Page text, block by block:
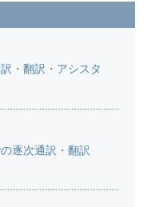
・翻訳・アシスタ
の逐次通訳・翻訳